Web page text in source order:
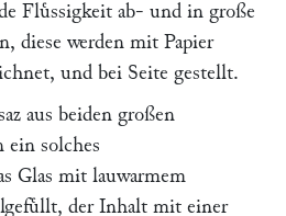
Fluͤssigkeit ab- und in große
diese werden mit Papier
und bei Seite gestellt.
aus beiden großen
ein solches
Glas mit lauwarmem
der Inhalt mit einer